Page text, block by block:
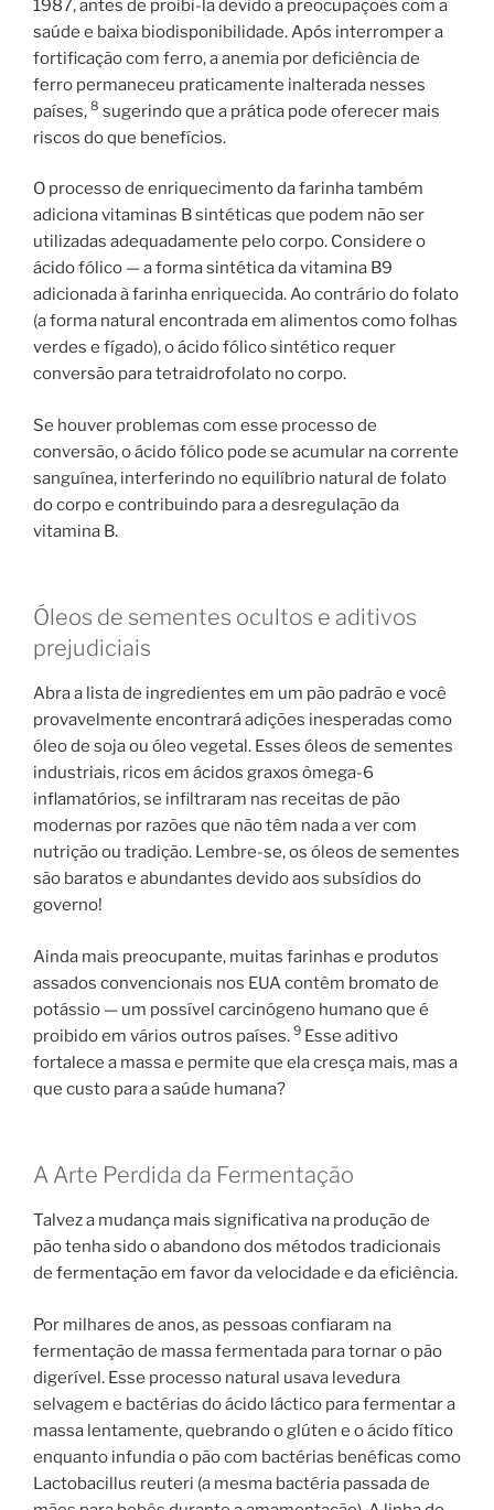
1987, antes de proibi-la devido a preocupações com a
saúde e baixa biodisponibilidade. Após interromper a
fortificação com ferro, a anemia por deficiência de
ferro permaneceu praticamente inalterada nesses
países, 8 sugerindo que a prática pode oferecer mais
riscos do que benefícios.
O processo de enriquecimento da farinha também
adiciona vitaminas B sintéticas que podem não ser
utilizadas adequadamente pelo corpo. Considere o
ácido fólico — a forma sintética da vitamina B9
adicionada à farinha enriquecida. Ao contrário do folato
(a forma natural encontrada em alimentos como folhas
verdes e fígado), o ácido fólico sintético requer
conversão para tetraidrofolato no corpo.
Se houver problemas com esse processo de
conversão, o ácido fólico pode se acumular na corrente
sanguínea, interferindo no equilíbrio natural de folato
do corpo e contribuindo para a desregulação da
vitamina B.
Óleos de sementes ocultos e aditivos
prejudiciais
Abra a lista de ingredientes em um pão padrão e você
provavelmente encontrará adições inesperadas como
óleo de soja ou óleo vegetal. Esses óleos de sementes
industriais, ricos em ácidos graxos ômega-6
inflamatórios, se infiltraram nas receitas de pão
modernas por razões que não têm nada a ver com
nutrição ou tradição. Lembre-se, os óleos de sementes
são baratos e abundantes devido aos subsídios do
governo!
Ainda mais preocupante, muitas farinhas e produtos
assados ​​convencionais nos EUA contêm bromato de
potássio — um possível carcinógeno humano que é
proibido em vários outros países. 9 Esse aditivo
fortalece a massa e permite que ela cresça mais, mas a
que custo para a saúde humana?
A Arte Perdida da Fermentação
Talvez a mudança mais significativa na produção de
pão tenha sido o abandono dos métodos tradicionais
de fermentação em favor da velocidade e da eficiência.
Por milhares de anos, as pessoas confiaram na
fermentação de massa fermentada para tornar o pão
digerível. Esse processo natural usava levedura
selvagem e bactérias do ácido láctico para fermentar a
massa lentamente, quebrando o glúten e o ácido fítico
enquanto infundia o pão com bactérias benéficas como
Lactobacillus reuteri (a mesma bactéria passada de